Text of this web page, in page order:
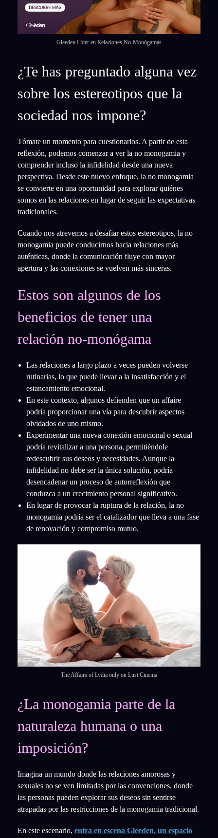
Gleeden Líder en Relaciones No-Monógamas
¿Te has preguntado alguna vez
sobre los estereotipos que la
sociedad nos impone?
Tómate un momento para cuestionarlos. A partir de esta
reflexión, podemos comenzar a ver la no monogamia y
comprender incluso la infidelidad desde una nueva
perspectiva. Desde este nuevo enfoque, la no monogamia
se convierte en una oportunidad para explorar quiénes
somos en las relaciones en lugar de seguir las expectativas
tradicionales.
Cuando nos atrevemos a desafiar estos estereotipos, la no
monogamia puede conducirnos hacia relaciones más
auténticas, donde la comunicación fluye con mayor
apertura y las conexiones se vuelven más sinceras.
Estos son algunos de los
beneficios de tener una
relación no-monógama
Las relaciones a largo plazo a veces pueden volverse
rutinarias, lo que puede llevar a la insatisfacción y el
estancamiento emocional.
En este contexto, algunos defienden que un affaire
podría proporcionar una vía para descubrir aspectos
olvidados de uno mismo.
Experimentar una nueva conexión emocional o sexual
podría revitalizar a una persona, permitiéndole
redescubrir sus deseos y necesidades. Aunque la
infidelidad no debe ser la única solución, podría
desencadenar un proceso de autorreflexión que
conduzca a un crecimiento personal significativo.
En lugar de provocar la ruptura de la relación, la no
monogamia podría ser el catalizador que lleva a una fase
de renovación y compromiso mutuo.
The Affairs of Lydia only on Lust Cinema
¿La monogamia parte de la
naturaleza humana o una
imposición?
Imagina un mundo donde las relaciones amorosas y
sexuales no se ven limitadas por las convenciones, donde
las personas pueden explorar sus deseos sin sentirse
atrapadas por las restricciones de la monogamia tradicional.
En este escenario, entra en escena Gleeden, un espacio